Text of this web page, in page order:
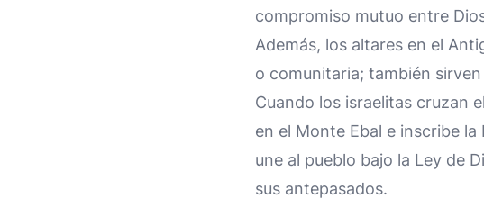
compromiso mutuo entre
Además, los altares en el
o comunitaria; también
Cuando los israelitas cruzan
en el Monte Ebal e inscribe la
une al pueblo bajo la Ley de
sus antepasados.